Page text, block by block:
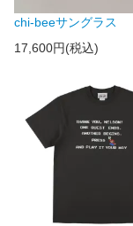
chi-beeサングラス
17,600円(税込)